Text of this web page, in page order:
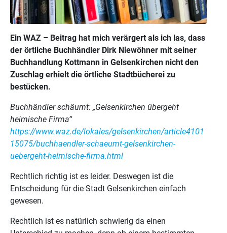
Ein WAZ – Beitrag hat mich verärgert als ich las, dass
der örtliche Buchhändler Dirk Niewöhner mit seiner
Buchhandlung Kottmann in Gelsenkirchen nicht den
Zuschlag erhielt die örtliche Stadtbücherei zu
bestücken.
Buchhändler schäumt: „Gelsenkirchen übergeht
heimische Firma“
https://www.waz.de/lokales/gelsenkirchen/article4101
15075/buchhaendler-schaeumt-gelsenkirchen-
uebergeht-heimische-firma.html
Rechtlich richtig ist es leider. Deswegen ist die
Entscheidung für die Stadt Gelsenkirchen einfach
gewesen.
Rechtlich ist es natürlich schwierig da einen